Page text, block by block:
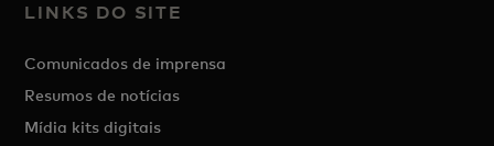
LINKS DO SITE
Comunicados de imprensa
Resumos de notícias
Mídia kits digitais